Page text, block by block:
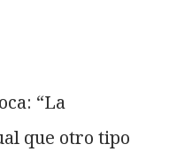
“La
que otro tipo